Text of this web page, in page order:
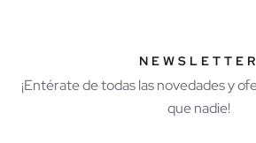
NEWSLETTER
¡Entérate de todas las novedades y
que nadie!